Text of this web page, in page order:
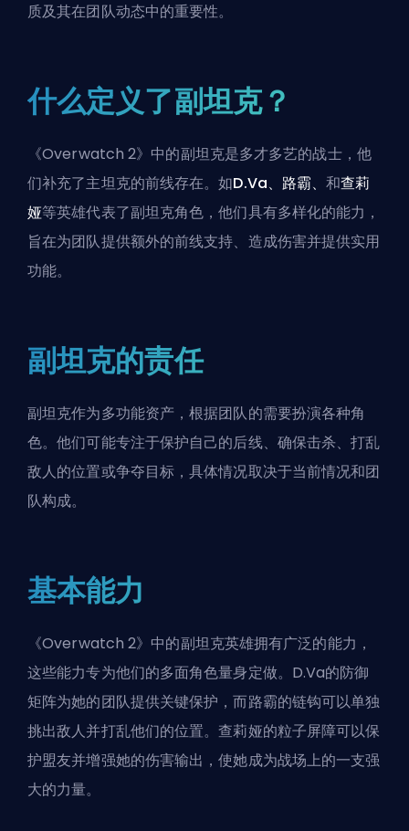
质及其在团队动态中的重要性。
什么定义了副坦克？
《Overwatch 2》中的副坦克是多才多艺的战士，他
们补充了主坦克的前线存在。如D.Va、路霸、和查莉
娅等英雄代表了副坦克角色，他们具有多样化的能力，
旨在为团队提供额外的前线支持、造成伤害并提供实用
功能。
副坦克的责任
副坦克作为多功能资产，根据团队的需要扮演各种角
色。他们可能专注于保护自己的后线、确保击杀、打乱
敌人的位置或争夺目标，具体情况取决于当前情况和团
队构成。
基本能力
《Overwatch 2》中的副坦克英雄拥有广泛的能力，
这些能力专为他们的多面角色量身定做。 D.Va的防御
矩阵为她的团队提供关键保护，而路霸的链钩可以单独
挑出敌人并打乱他们的位置。查莉娅的粒子屏障可以保
护盟友并增强她的伤害输出，使她成为战场上的一支强
大的力量。